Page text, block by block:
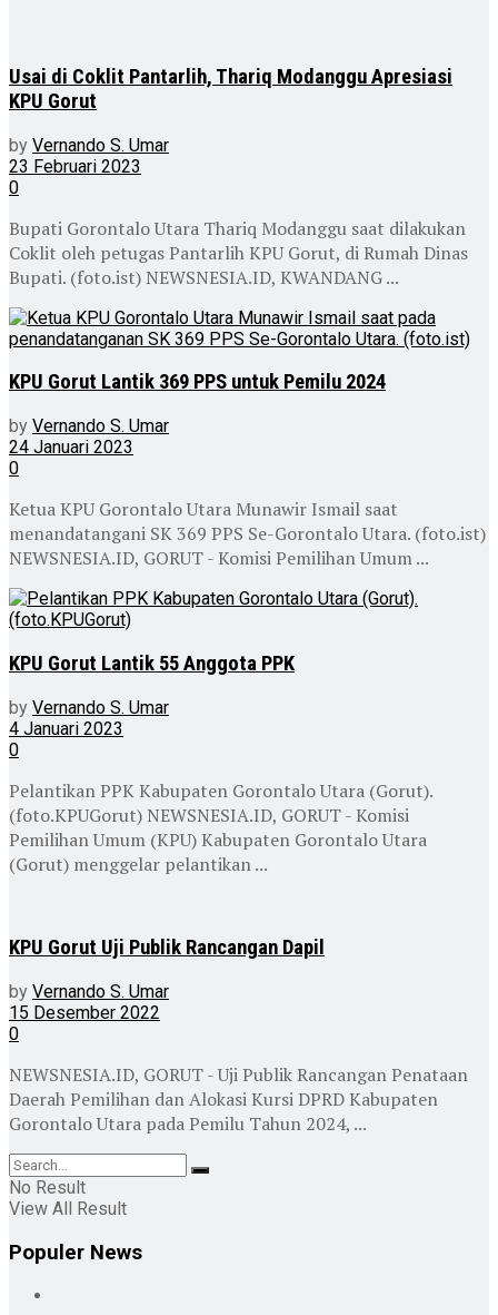
Usai di Coklit Pantarlih, Thariq Modanggu Apresiasi
KPU Gorut
by Vernando S. Umar
23 Februari 2023
0
Bupati Gorontalo Utara Thariq Modanggu saat dilakukan
Coklit oleh petugas Pantarlih KPU Gorut, di Rumah Dinas
Bupati. (foto.ist) NEWSNESIA.ID, KWANDANG ...
KPU Gorut Lantik 369 PPS untuk Pemilu 2024
by Vernando S. Umar
24 Januari 2023
0
Ketua KPU Gorontalo Utara Munawir Ismail saat
menandatangani SK 369 PPS Se-Gorontalo Utara. (foto.ist)
NEWSNESIA.ID, GORUT - Komisi Pemilihan Umum ...
KPU Gorut Lantik 55 Anggota PPK
by Vernando S. Umar
4 Januari 2023
0
Pelantikan PPK Kabupaten Gorontalo Utara (Gorut).
(foto.KPUGorut) NEWSNESIA.ID, GORUT - Komisi
Pemilihan Umum (KPU) Kabupaten Gorontalo Utara
(Gorut) menggelar pelantikan ...
KPU Gorut Uji Publik Rancangan Dapil
by Vernando S. Umar
15 Desember 2022
0
NEWSNESIA.ID, GORUT - Uji Publik Rancangan Penataan
Daerah Pemilihan dan Alokasi Kursi DPRD Kabupaten
Gorontalo Utara pada Pemilu Tahun 2024, ...
No Result
View All Result
Populer News